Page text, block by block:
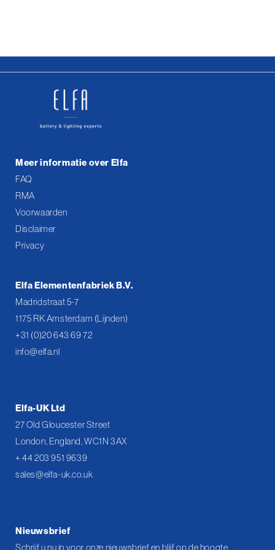
Meer informatie over Elfa
FAQ
RMA
Voorwaarden
Disclaimer
Privacy
Elfa Elementenfabriek B.V.
Madridstraat 5-7
1175 RK Amsterdam (Lijnden)
+31 (0)20 643 69 72
info@elfa.nl
Elfa-UK Ltd
27 Old Gloucester Street
London, England, WC1N 3AX
+ 44 203 951 9639
sales@elfa-uk.co.uk
Nieuwsbrief
Schrijf u nu in voor onze nieuwsbrief en blijf op de hoogte